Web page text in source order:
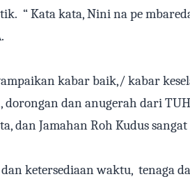
“ Kata kata, Nini na pe
kabar baik,/ kabar
dorongan dan anugerah dari
dan Jamahan Roh Kudus sangat
ketersediaan waktu, tenaga